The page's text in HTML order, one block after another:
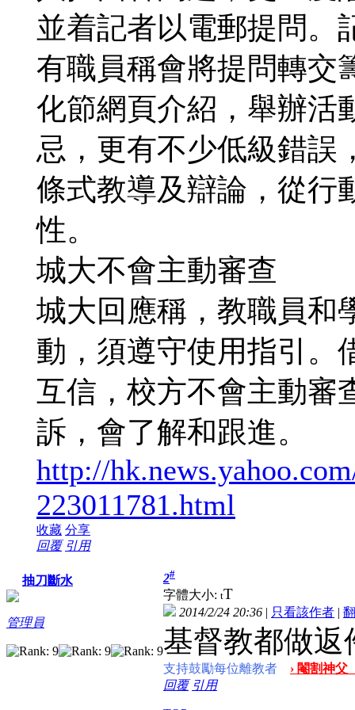
並着記者以電郵提問。
有職員稱會將提問轉交
化節網頁介紹，舉辦活
忌，更有不少低級錯誤
條式教導及辯論，從行
性。
城大不會主動審查
城大回應稱，教職員和
動，須遵守使用指引。
互信，校方不會主動審
訴，會了解和跟進。
http://
223011781.html
收藏 分享
回覆 引用
抽刀斷水
管理員
2#
字體大小: tT
2014/2/24 20:36 | 只看該作者 |
基督教都做返
支持鼓勵每位離教者
› 閹割神
回覆 引用